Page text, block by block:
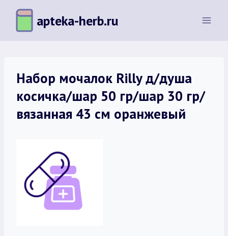
Перейти
содержимому
apteka-herb.ru
Набор мочалок Rilly д/душа
косичка/шар 50 гр/шар 30 гр/
вязанная 43 см оранжевый